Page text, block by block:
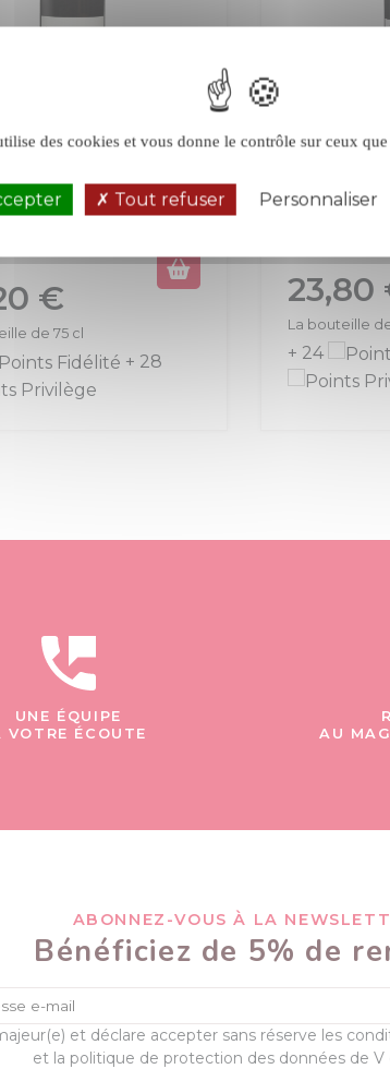
Lantignié rouge
Villages
Beaujolais
€
de 75 cl
+ 28
Héritage
Morgon
Rouge
Prix
23,80
La bouteille de
+ 24
UNE ÉQUIPE
VOTRE ÉCOUTE
AU
ABONNEZ-VOUS À LA
Bénéficiez de 5% de
et déclare accepter sans réserve les
et la politique de protection des données de V
des cookies et vous donne le contrôle sur ceux
Tout refuser Personnaliser